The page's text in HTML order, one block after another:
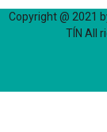
Copyright @ 2021
TÍN All